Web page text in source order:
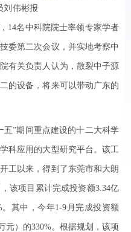
伟彬报
14名中科院院士率领专家学者
委第二次会议，并实地考察中
有关负责人认为，散裂中子源
的设备，将来可以带动广东的
”期间重点建设的十二大科学
科应用的大型研究平台。该工
工以来，得到了东莞市和大朗
该项目累计完成投资额3.34亿
其中，今年1-9月完成投资额
元）的330%。根据规划，该项